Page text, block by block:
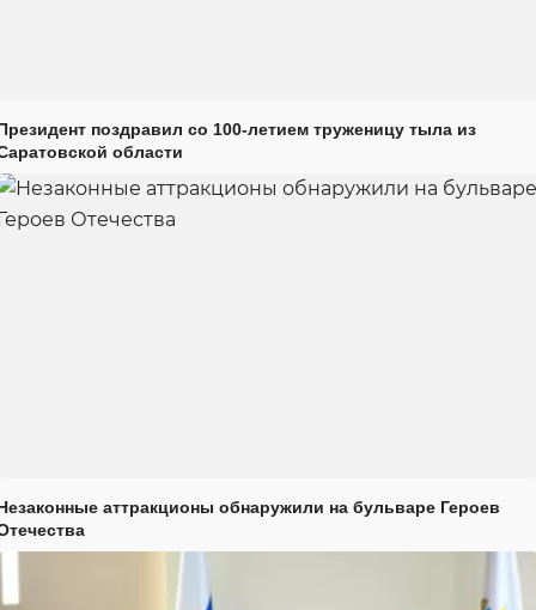
поздравил со 100-летием труженицу тыла из
области
аттракционы обнаружили на бульваре Героев